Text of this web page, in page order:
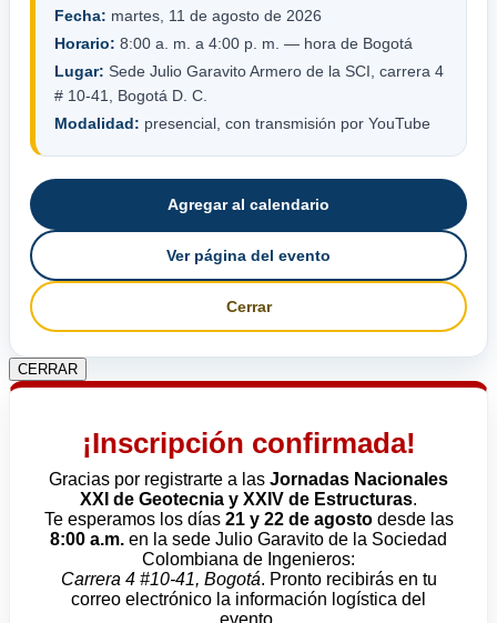
Fecha: martes, 11 de agosto de 2026
Horario: 8:00 a. m. a 4:00 p. m. — hora de Bogotá
Lugar: Sede Julio Garavito Armero de la SCI, carrera 4
# 10-41, Bogotá D. C.
Modalidad: presencial, con transmisión por YouTube
Agregar al calendario
Ver página del evento
Cerrar
CERRAR
¡Inscripción confirmada!
Gracias por registrarte a las Jornadas Nacionales
XXI de Geotecnia y XXIV de Estructuras.
Te esperamos los días 21 y 22 de agostodesde las
8:00 a.m. en la sede Julio Garavito de la Sociedad
Colombiana de Ingenieros:
Carrera 4 #10-41, Bogotá. Pronto recibirás en tu
correo electrónico la información logística del